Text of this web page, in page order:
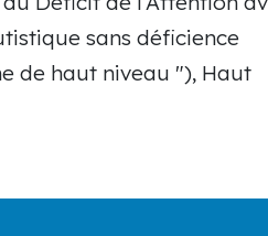
sans déficience
de haut niveau "), Haut